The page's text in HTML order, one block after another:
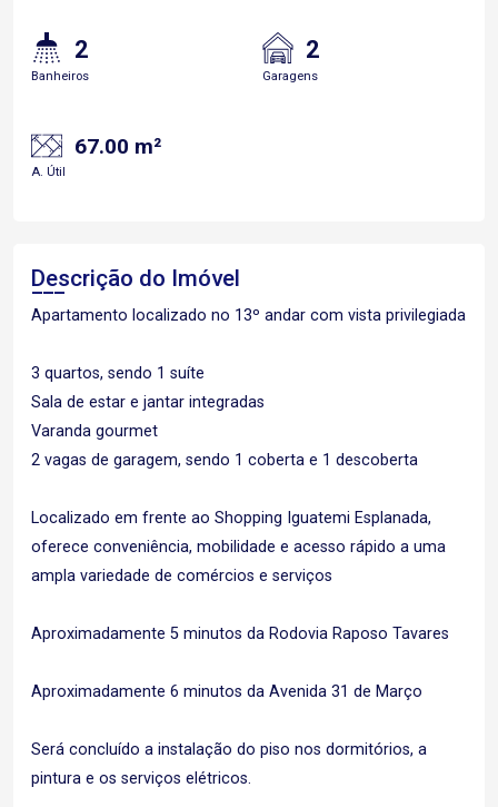
2
Banheiros
2
Garagens
67.00 m²
A. Útil
Descrição do Imóvel
Apartamento localizado no 13º andar com vista privilegiada
3 quartos, sendo 1 suíte
Sala de estar e jantar integradas
Varanda gourmet
2 vagas de garagem, sendo 1 coberta e 1 descoberta
Localizado em frente ao Shopping Iguatemi Esplanada,
oferece conveniência, mobilidade e acesso rápido a uma
ampla variedade de comércios e serviços
Aproximadamente 5 minutos da Rodovia Raposo Tavares
Aproximadamente 6 minutos da Avenida 31 de Março
Será concluído a instalação do piso nos dormitórios, a
pintura e os serviços elétricos.